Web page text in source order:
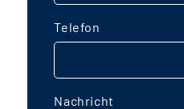
Telefon
Nachricht